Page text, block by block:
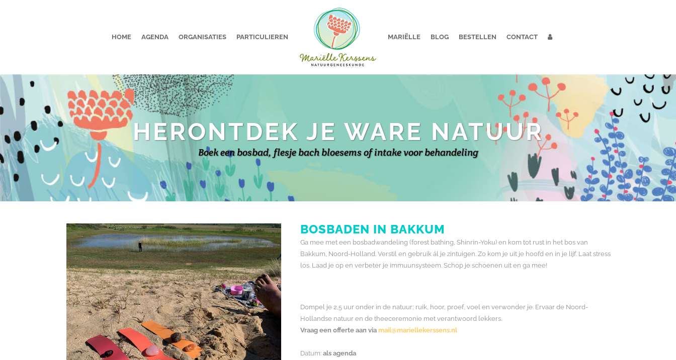
HOME AGENDA ORGANISATIES PARTICULIEREN MARIËLLE BLOG BESTELLEN CONTACT
HERONTDEK JE WARE NATUUR
Boek een bosbad, flesje bach bloesems of intake voor behandeling
BOSBADEN IN BAKKUM
Ga mee met een bosbadwandeling (forest bathing, Shinrin-Yoku) en kom tot rust in het bos van
Bakkum, Noord-Holland. Verstil en gebruik ál je zintuigen. Zo kom je uit je hoofd en in je lijf. Laat stress
los. Laad je op en verbeter je immuunsysteem. Schop je schoenen uit en ga mee!
Dompel je 2,5 uur onder in de natuur; ruik, hoor, proef, voel en verwonder je. Ervaar de Noord-
Hollandse natuur en de theeceremonie met verantwoord lekkers.
Vraag een offerte aan via mail@mariellekerssens.nl
Datum: als agenda